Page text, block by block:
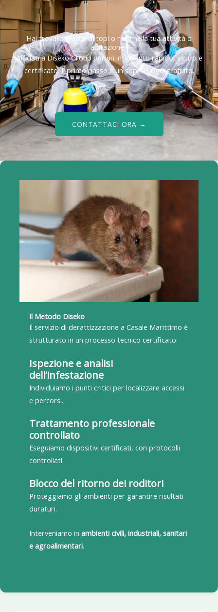
Hai trovato tracce di topi o ratti nella tua attività o
abitazione?
Affidati a Diseko Group per un intervento rapido, sicuro e
certificato. Il primo passo è un sopralluogo gratuito.
CONTATTACI ORA →
Il Metodo Diseko
Il servizio di derattizzazione a Casale Marittimo è
strutturato in un processo tecnico certificato:
Ispezione e analisi
dell’infestazione
Individuiamo i punti critici per localizzare accessi
e percorsi.
Trattamento professionale
controllato
Eseguiamo dispositivi certificati, con protocolli
controllati.
Blocco del ritorno dei roditori
Proteggiamo gli ambienti per garantire risultati
duraturi.
Interveniamo in ambienti civili, industriali, sanitari
e agroalimentari.